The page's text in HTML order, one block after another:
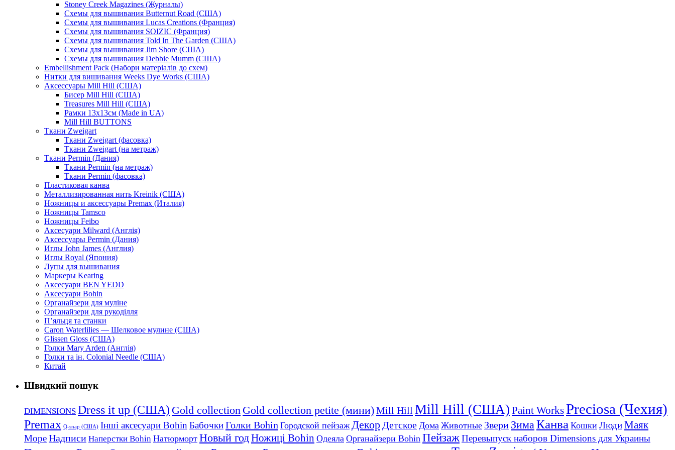
Stoney Creek Magazines (Журналы)
Схемы для вышивания Butternut Road (США)
Схемы для вышивания Lucas Creations (Франция)
Схемы для вышивания SOIZIC (Франция)
Схемы для вышивания Told In The Garden (США)
Схемы для вышивания Jim Shore (США)
Схемы для вышивания Debbie Mumm (США)
Embellishment Pack (Набори матеріалів до схем)
Нитки для вишивання Weeks Dye Works (США)
Аксессуары Mill Hill (США)
Бисер Mill Hill (США)
Treasures Mill Hill (США)
Рамки 13х13см (Made in UA)
Mill Hill BUTTONS
Ткани Zweigart
Ткани Zweigart (фасовка)
Ткани Zweigart (на метраж)
Ткани Permin (Дания)
Ткани Permin (на метраж)
Ткани Permin (фасовка)
Пластиковая канва
Металлизированная нить Kreinik (США)
Ножницы и аксессуары Premax (Италия)
Ножницы Tamsco
Ножницы Feibo
Аксесуари Milward (Англія)
Аксессуары Permin (Дания)
Иглы John James (Англия)
Иглы Royal (Япония)
Лупы для вышивания
Маркеры Kearing
Аксесуари BEN YEDD
Аксесуари Bohin
Органайзери для муліне
Органайзери для рукоділля
П’яльця та станки
Caron Waterlilies — Шелковое мулине (США)
Glissen Gloss (США)
Голки Mary Arden (Англія)
Голки та ін. Colonial Needle (США)
Китай
Швидкий пошук
DIMENSIONS Dress it up (США) Gold collection Gold collection petite (мини)Mill Hill Mill Hill (США) Paint WorksPreciosa (Чехия)
Premax Q-snap (США) Інші аксесуари Bohin БабочкиГолки Bohin Городской пейзаж Декор Детское Дома Животные Звери Зима Канва Кошки ЛюдиМаяк
МореНадписи Наперстки Bohin Натюрморт Новый годНожиці Bohin Одеяла Органайзери Bohin ПейзажПеревыпуск наборов Dimensions для Украины